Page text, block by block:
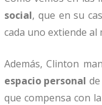
social, que en su
cada uno extiende
Además, Clinton
espacio personal
que compensa con la